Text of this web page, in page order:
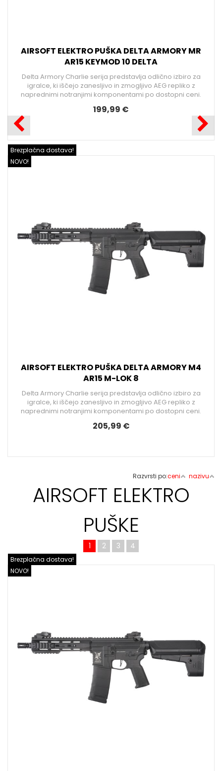
AIRSOFT ELEKTRO PUŠKA DELTA ARMORY MR
AR15 KEYMOD 10 DELTA
Delta Armory Charlie serija predstavlja odlično izbiro za
igralce, ki iščejo zanesljivo in zmogljivo AEG repliko z
naprednimi notranjimi komponentami po dostopni ceni.
199,99 €
NOVO!
Brezplačna dostava!
AIRSOFT ELEKTRO PUŠKA DELTA ARMORY M4
AR15 M-LOK 8
Delta Armory Charlie serija predstavlja odlično izbiro za
igralce, ki iščejo zanesljivo in zmogljivo AEG repliko z
naprednimi notranjimi komponentami po dostopni ceni.
205,99 €
Razvrsti po:ceni nazivu
AIRSOFT ELEKTRO
PUŠKE
1 2 3 4
NOVO!
Brezplačna dostava!